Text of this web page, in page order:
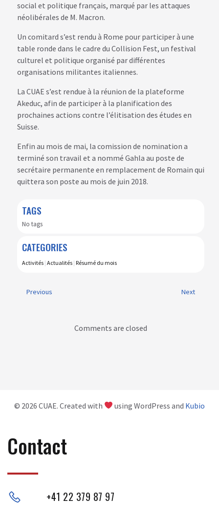
social et politique français, marqué par les attaques
néolibérales de M. Macron.
Un comitard s’est rendu à Rome pour participer à une
table ronde dans le cadre du Collision Fest, un festival
culturel et politique organisé par différentes
organisations militantes italiennes.
La CUAE s’est rendue à la réunion de la plateforme
Akeduc, afin de participer à la planification des
prochaines actions contre l’élitisation des études en
Suisse.
Enfin au mois de mai, la comission de nomination a
terminé son travail et a nommé Gahla au poste de
secrétaire permanente en remplacement de Romain qui
quittera son poste au mois de juin 2018.
TAGS
No tags
CATEGORIES
Activités | Actualités | Résumé du mois
Previous Next
Comments are closed
© 2026 CUAE. Created with using WordPress and Kubio
Contact
+41 22 379 87 97